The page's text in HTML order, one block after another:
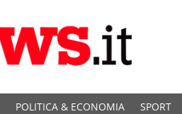
POLITICA & ECONOMIA SPORT